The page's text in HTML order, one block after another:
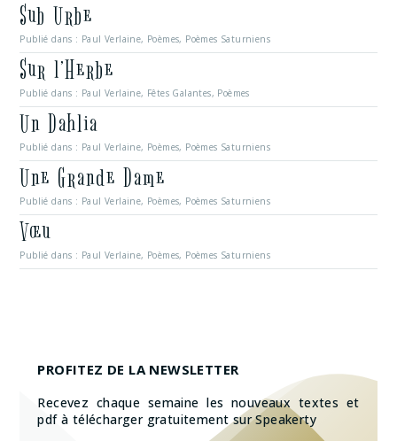
Sub Urbe
Publié dans : Paul Verlaine, Poèmes, Poèmes Saturniens
Sur l’Herbe
Publié dans : Paul Verlaine, Fêtes Galantes, Poèmes
Un Dahlia
Publié dans : Paul Verlaine, Poèmes, Poèmes Saturniens
Une Grande Dame
Publié dans : Paul Verlaine, Poèmes, Poèmes Saturniens
Vœu
Publié dans : Paul Verlaine, Poèmes, Poèmes Saturniens
PROFITEZ DE LA NEWSLETTER
Recevez chaque semaine les nouveaux textes et
pdf à télécharger gratuitement sur Speakerty